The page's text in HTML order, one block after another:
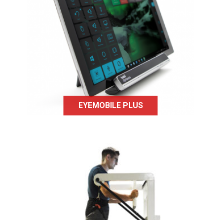
EYEMOBILE PLUS
L'Eye mobile plus propose en plus
d'un système de contrôle oculaire,
un système de dictée vocale ainsi
qu'un module EyeR pour contrôler
l'environnement proche par
infrarouge.
EzyGain est un tapis connecté à